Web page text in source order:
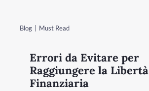
Blog Must Read
Errori da Evitare per
Raggiungere la Libertà
Finanziaria